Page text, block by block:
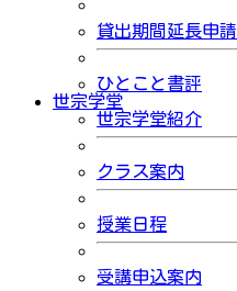
貸出期間延長申請
ひとこと書評
世宗学堂
世宗学堂紹介
クラス案内
授業日程
受講申込案内